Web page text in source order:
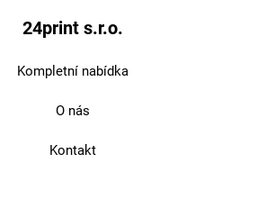
24print s.r.o.
Kompletní nabídka
O nás
Kontakt